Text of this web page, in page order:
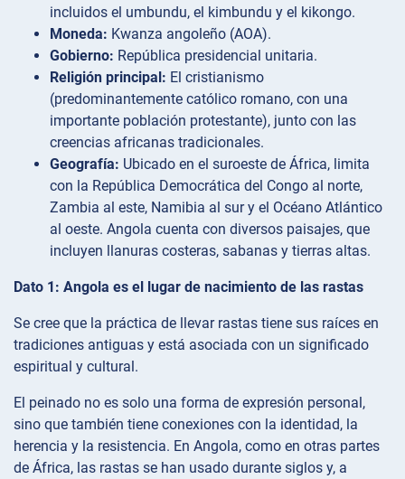
incluidos el umbundu, el kimbundu y el kikongo.
Moneda: Kwanza angoleño (AOA).
Gobierno: República presidencial unitaria.
Religión principal: El cristianismo
(predominantemente católico romano, con una
importante población protestante), junto con las
creencias africanas tradicionales.
Geografía: Ubicado en el suroeste de África, limita
con la República Democrática del Congo al norte,
Zambia al este, Namibia al sur y el Océano Atlántico
al oeste. Angola cuenta con diversos paisajes, que
incluyen llanuras costeras, sabanas y tierras altas.
Dato 1: Angola es el lugar de nacimiento de las rastas
Se cree que la práctica de llevar rastas tiene sus raíces en
tradiciones antiguas y está asociada con un significado
espiritual y cultural.
El peinado no es solo una forma de expresión personal,
sino que también tiene conexiones con la identidad, la
herencia y la resistencia. En Angola, como en otras partes
de África, las rastas se han usado durante siglos y, a